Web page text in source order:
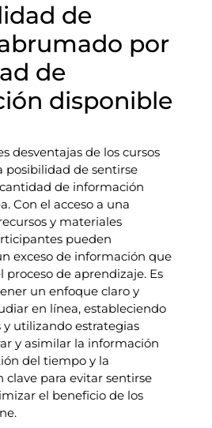
de
por
de
disponible
desventajas de los cursos
posibilidad de sentirse
de información
Con el acceso a una
y materiales
pueden
exceso de información que
de aprendizaje. Es
un enfoque claro y
en línea, estableciendo
y utilizando estrategias
y asimilar la información
del tiempo y la
clave para evitar sentirse
el beneficio de los